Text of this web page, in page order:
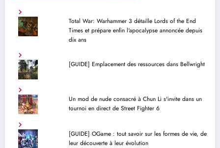
Total War: Warhammer 3 détaille Lords of the End
Times et prépare enfin l'apocalypse annoncée depuis
dix ans
[GUIDE] Emplacement des ressources dans Bellwright
Un mod de nude consacré à Chun Li s'invite dans un
tournoi en direct de Street Fighter 6
[GUIDE] OGame : tout savoir sur les formes de vie, de
leur découverte à leur évolution